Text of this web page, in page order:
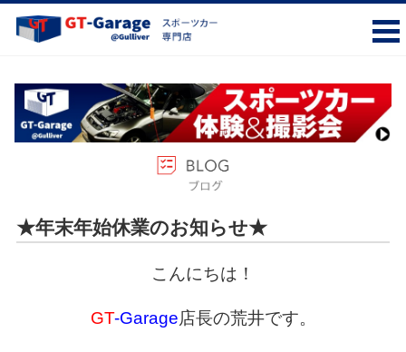
★年末年始休業のお知らせ★
こんにちは！
GT-Garage店長の荒井です。